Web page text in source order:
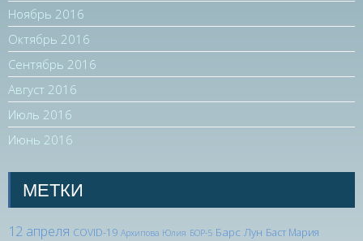
Ноябрь 2016
Октябрь 2016
Сентябрь 2016
Август 2016
Июль 2016
Июнь 2016
МЕТКИ
12 апреля COVID-19 Архипова Юлия БОР-5 Барс Лун Баст Мария